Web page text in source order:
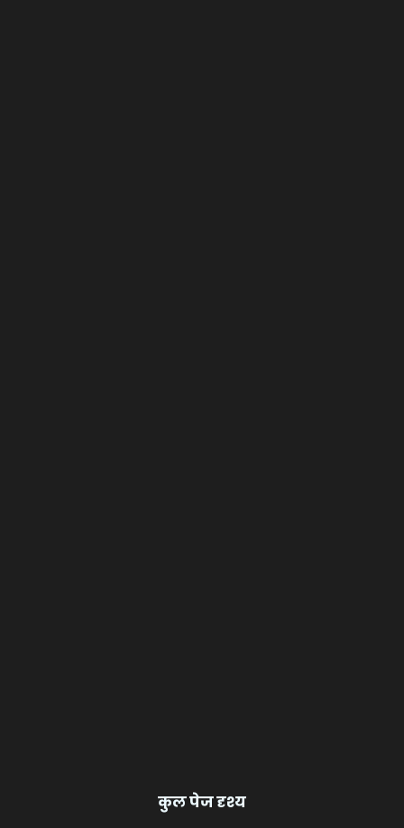
कुल पेज दृश्य